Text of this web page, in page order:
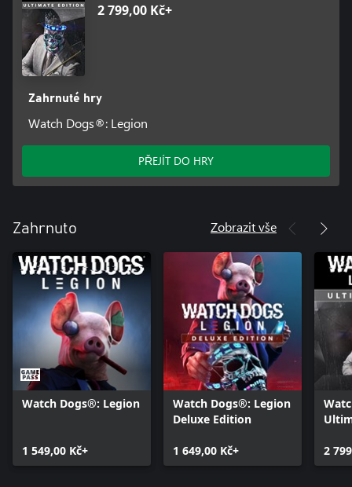
2 799,00 Kč+
Zahrnuté hry
Watch Dogs®: Legion
PŘEJÍT DO HRY
Zahrnuto Zobrazit vše
Watch Dogs®: Legion
1 549,00 Kč+
Watch Dogs®: Legion
Deluxe Edition
1 649,00 Kč+ 2